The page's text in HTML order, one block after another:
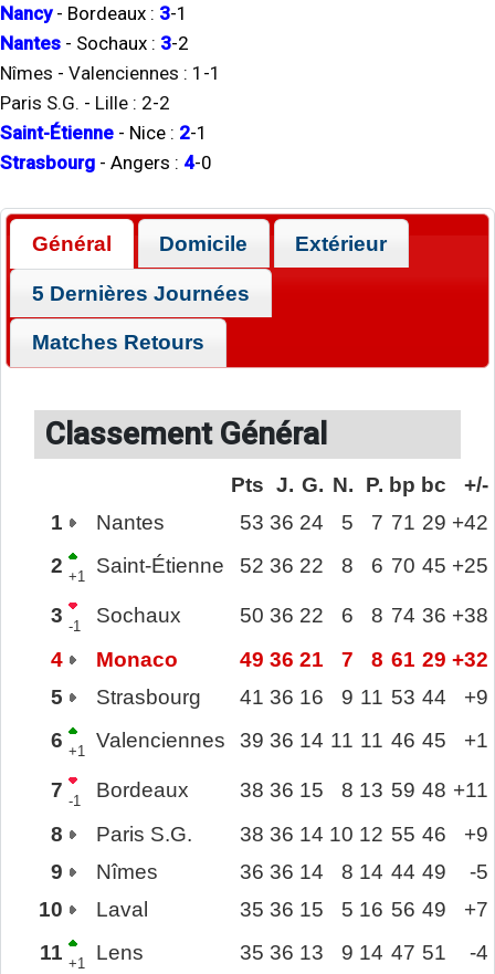
Nancy- Bordeaux : 3-1
Nantes - Sochaux : 3-2
Nîmes - Valenciennes : 1 -1
Paris S.G. - Lille : 2-2
Saint-Étienne - Nice : 2-1
Strasbourg - Angers : 4-0
Général Domicile Extérieur
5 Dernières Journées
Matches Retours
Classement Général
Pts J. G. N. P. bp bc
+/-
1
Nantes 53 36 24 5 7 71 29 +42
2 +1 Saint-Étienne 52 36 22 8 6 70 45 +25
3 -1 Sochaux 50 36 22 6 8 74 36 +38
4
Monaco 49 36 21 7 8 61 29 +32
5
Strasbourg 41 36 16 9 11 53 44
+9
6 +1 Valenciennes 39 36 14 11 11 46 45 +1
7 -1 Bordeaux 38 36 15 8 13 59 48 +11
8
Paris S.G. 38 36 14 10 12 55 46
+9
9
Nîmes 36 36 14 8 14 44 49
-5
10
Laval 35 36 15 5 16 56 49
+7
11 +1 Lens 35 36 13 9 14 47 51 -4